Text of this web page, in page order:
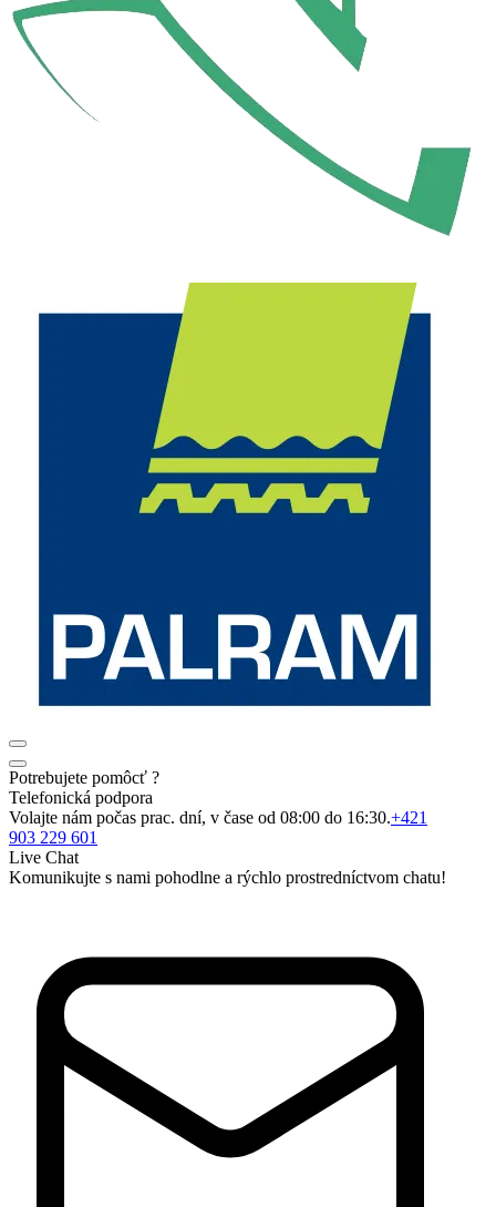
Potrebujete pomôcť ?
Telefonická podpora
Volajte nám počas prac. dní, v čase od 08:00 do 16:30.+421
903 229 601
Live Chat
Komunikujte s nami pohodlne a rýchlo prostredníctvom chatu!